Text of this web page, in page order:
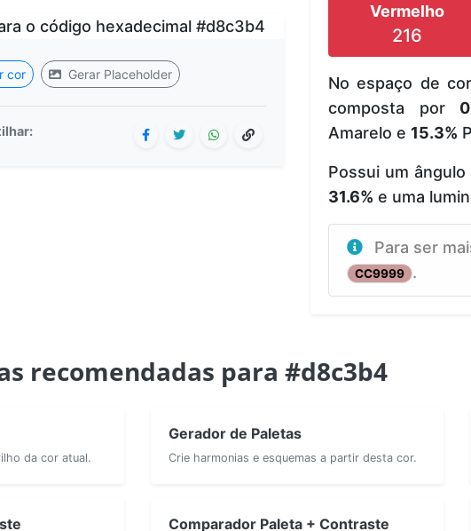
cor Gerar Placeholder
Vermelho
216
No espaço de cor
composta por
Amarelo e 15.3%
Possui um
31.6% e uma
Para ser
CC9999 .
recomendadas para #d8c3b4
da cor atual.
Gerador de Paletas
Crie harmonias e esquemas a partir desta cor.
Comparador Paleta + Contraste